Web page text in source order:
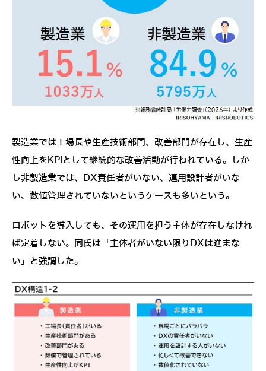
製造業では工場長や生産技術部門、改善部門が存在し、生産
性向上をKPIとして継続的な改善活動が行われている。しか
し非製造業では、DX責任者がいない、運用設計者がいな
い、数値管理されていないというケースも多いという。
ロボットを導入しても、その運用を担う主体が存在しなけれ
ば定着しない。同氏は「主体者がいない限りDXは進まな
い」と強調した。